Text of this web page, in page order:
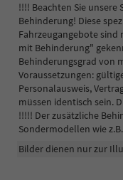
!!!! Beachten Sie
Behinderung! Diese
Fahrzeugangebote sind
mit Behinderung"
Behinderungsgrad von
Voraussetzungen:
Personalausweis,
müssen identisch sein.
!!!!! Der zusätzliche
Sondermodellen wie
Bilder dienen nur zur